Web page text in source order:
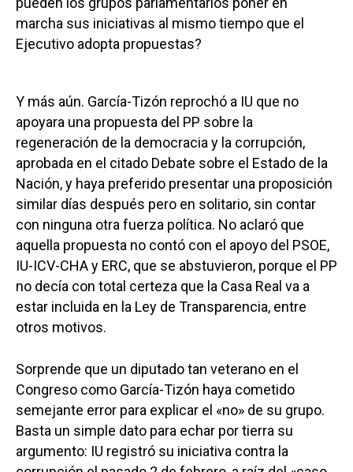
marcha sus iniciativas al mismo tiempo que el
Ejecutivo adopta propuestas?
Y más aún. García-Tizón reprochó a IU que no
apoyara una propuesta del PP sobre la
regeneración de la democracia y la corrupción,
aprobada en el citado Debate sobre el Estado de la
Nación, y haya preferido presentar una proposición
similar días después pero en solitario, sin contar
con ninguna otra fuerza política. No aclaró que
aquella propuesta no contó con el apoyo del PSOE,
IU-ICV-CHA y ERC, que se abstuvieron, porque el PP
no decía con total certeza que la Casa Real va a
estar incluida en la Ley de Transparencia, entre
otros motivos.
Sorprende que un diputado tan veterano en el
Congreso como García-Tizón haya cometido
semejante error para explicar el «no» de su grupo.
Basta un simple dato para echar por tierra su
argumento: IU registró su iniciativa contra la